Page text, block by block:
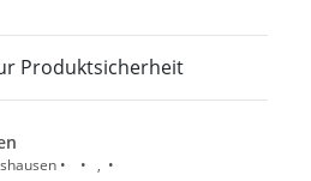
Produktsicherheit
• • , •